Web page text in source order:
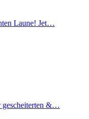
Laune! Jet…
gescheiterten &…